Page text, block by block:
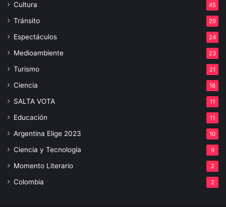
Cultura 45
Tránsito 29
Espectáculos 24
Medioambiente 23
Turismo 21
Ciencia 16
SALTA VOTA 11
Educación 11
Argentina Elige 2023 10
Ciencia y Tecnología 9
Momento Literario 2
Colombia 2